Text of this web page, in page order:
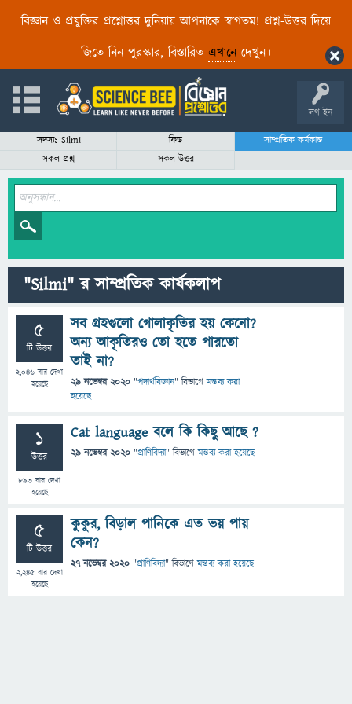
বিজ্ঞান ও প্রযুক্তির প্রশ্নোত্তর দুনিয়ায় আপনাকে স্বাগতম! প্রশ্ন-উত্তর দিয়ে
জিতে নিন পুরস্কার, বিস্তারিত এখানেদেখুন।
লগ ইন
সদস্যঃ Silmi ফিড
সাম্প্রতিক কর্মকান্ড
সকল প্রশ্ন
সকল উত্তর
"Silmi" র সাম্প্রতিক কার্যকলাপ
5
টি উত্তর
2,046 বার দেখা
হয়েছে
সব গ্রহগুলো গোলাকৃতির হয় কেনো?
অন্য আকৃতিরও তো হতে পারতো
তাই না?
29 নভেম্বর 2020 "পদার্থবিজ্ঞান" বিভাগে মন্তব্য করা
হয়েছে
1
উত্তর
893 বার দেখা
হয়েছে
Cat language বলে কি কিছু আছে ?
29 নভেম্বর 2020 "প্রাণিবিদ্যা" বিভাগে মন্তব্য করা হয়েছে
5
টি উত্তর
2,245বার দেখা
হয়েছে
কুকুর, বিড়াল পানিকে এত ভয় পায়
কেন?
27 নভেম্বর 2020 "প্রাণিবিদ্যা" বিভাগে মন্তব্য করা হয়েছে